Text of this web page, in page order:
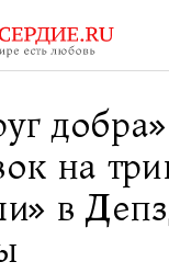
на
в